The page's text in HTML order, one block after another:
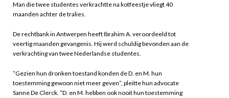
Man die twee studentes verkrachtte na kotfeestje vliegt 40
maanden achter de tralies.
De rechtbank in Antwerpen heeft Ibrahim A. veroordeeld tot
veertig maanden gevangenis. Hij werd schuldig bevonden aan de
verkrachting van twee Nederlandse studentes.
“Gezien hun dronken toestand konden de D. en M. hun
toestemming gewoon niet meer geven”, pleitte hun advocate
Sanne De Clerck. “D. en M. hebben ook nooit hun toestemming